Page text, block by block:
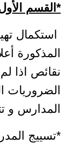
* القسم
استكمال
المذكورة
نقائص اذا
الضروريات
المدارس و
*تسييج